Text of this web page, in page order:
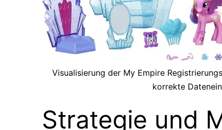
Visualisierung der My Empire
korrekte
Strategie und